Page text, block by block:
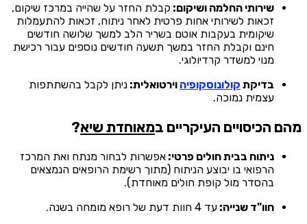
שירותי החלמה ושיקום: קבלת החזר על שהייה במרכז שיקום,
זכאות לשירותי אחות פרטית לאחר ניתוח, זכאות להתעמלות
שיקומית בעקבות אוטם בשריר הלב למשך שלושה חודשים
חינם וקבלת החזר במשך תשעה חודשים נוספים עבור רכישת
מנוי למשדר קרדיולוגי.
בדיקת קולונוסקופיה וירטואלית: ניתן לקבל בהשתתפות
עצמית נמוכה.
מהם הכיסויים העיקריים במאוחדת שיא?
ניתוח בבית חולים פרטי: אפשרות לבחור מנתח ואת המרכז
הרפואי בו יבוצע הניתוח (מתוך רשימת הרופאים הנמצאים
בהסדר מול קופת חולים מאוחדת).
חוו"ד שנייה: עד 4 חוות דעת של רופא מומחה בשנה.